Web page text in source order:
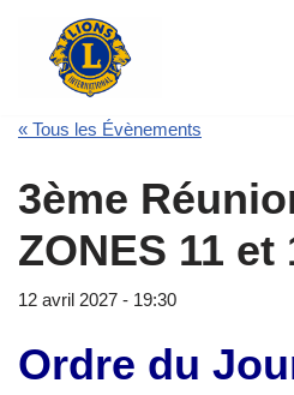
Aller
contenu
« Tous les Évènements
3ème
ZONES 11 et
12 avril 2027 - 19:30
Ordre du